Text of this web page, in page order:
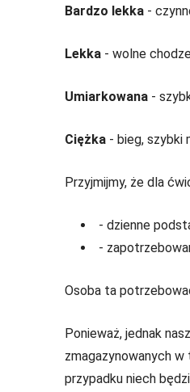
Bardzo lekka -
Lekka - wolne
Umiarkowana -
Ciężka - bieg, szybki
Przyjmijmy, że dla
- dzienne
-
Osoba ta
Ponieważ, jednak
zmagazynowanych
przypadku niech